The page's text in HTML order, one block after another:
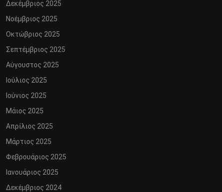
Δεκέμβριος 2025
Νοέμβριος 2025
Οκτώβριος 2025
Σεπτέμβριος 2025
Αύγουστος 2025
Ιούλιος 2025
Ιούνιος 2025
Μάιος 2025
Απρίλιος 2025
Μάρτιος 2025
Φεβρουάριος 2025
Ιανουάριος 2025
Δεκέμβριος 2024